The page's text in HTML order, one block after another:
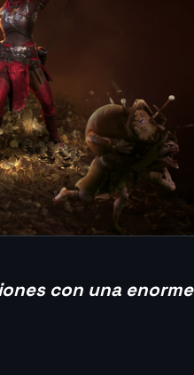
con una enorme